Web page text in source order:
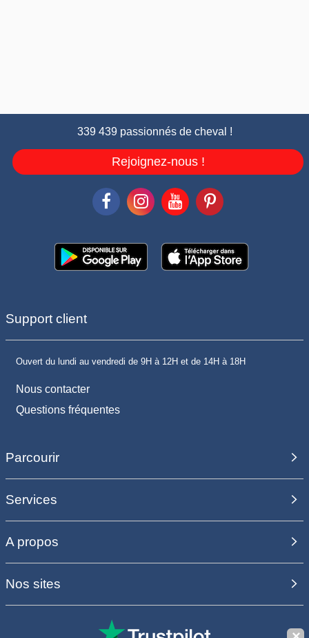
339 439 passionnés de cheval !
Rejoignez-nous !
Support client
Ouvert du lundi au vendredi de 9H à 12H et de 14H à 18H
Nous contacter
Questions fréquentes
Parcourir
Services
A propos
Nos sites